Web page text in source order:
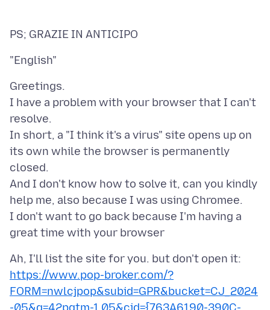
Greetings.
I have a problem with your browser that I can't
resolve.
In short, a "I think it's a virus" site opens up on
its own while the browser is permanently
closed.
And I don't know how to solve it, can you kindly
help me, also because I was using Chromee.
I don't want to go back because I'm having a
Ah, I'll list the site for you. but don't open it:
https://www.pop-broker.com/?
FORM=nwlcjpop&subid=GPR&bucket=CJ_2024